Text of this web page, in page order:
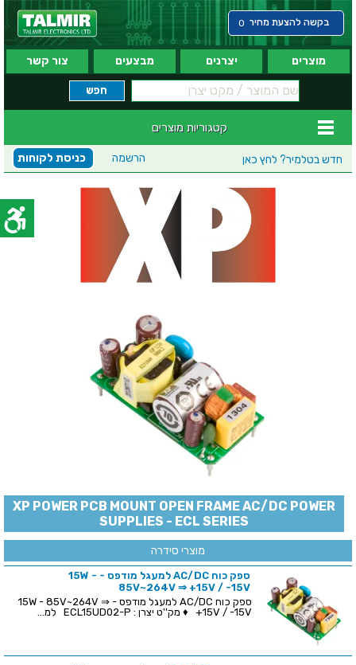
בקשה להצעת מחיר 0
מוצרים יצרנים מבצעים צור קשר
קטגוריות מוצרים
חדש בטלמיר? לחץ כאן כניסת לקוחות הרשמה
XP POWER PCB MOUNT OPEN FRAME AC/DC POWER
SUPPLIES - ECL SERIES
מוצרי סידרה
ספק כוח AC/DC למעגל מודפס - 15W -
85V~264V ⇒ +15V / -15V
ספק כוח AC/DC למעגל מודפס - 15W - 85V~264V ⇒
+15V / -15V ♦ מק''ט יצרן : ECL15UD02-P למ...